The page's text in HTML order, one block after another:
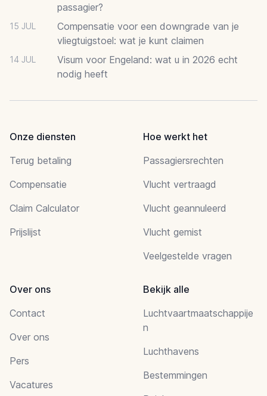
passagier?
15 JUL
Compensatie voor een downgrade van je
vliegtuigstoel: wat je kunt claimen
14 JUL
Visum voor Engeland: wat u in 2026 echt
nodig heeft
Onze diensten
Terug betaling
Compensatie
Claim Calculator
Prijslijst
Hoe werkt het
Passagiersrechten
Vlucht vertraagd
Vlucht geannuleerd
Vlucht gemist
Veelgestelde vragen
Over ons
Contact
Over ons
Pers
Vacatures
Bekijk alle
Luchtvaartmaatschappije
n
Luchthavens
Bestemmingen